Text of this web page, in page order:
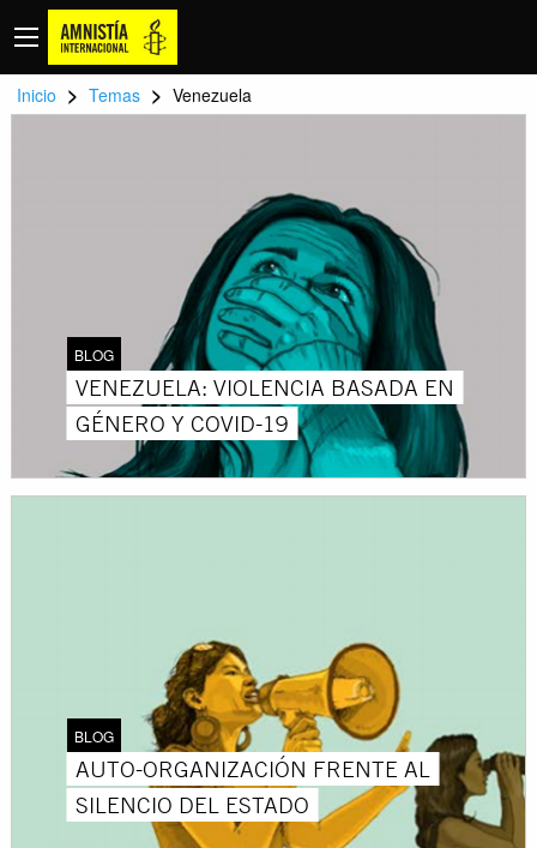
Inicio > Temas > Venezuela
BLOG
VENEZUELA: VIOLENCIA BASADA EN
GÉNERO Y COVID-19
BLOG
AUTO-ORGANIZACIÓN FRENTE AL
SILENCIO DEL ESTADO